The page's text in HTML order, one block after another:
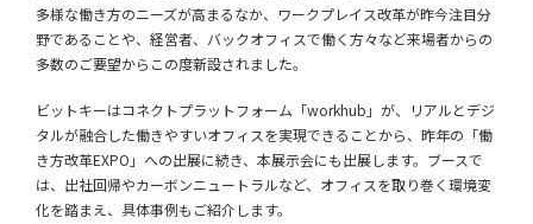
多様な働き方のニーズが高まるなか、ワークプレイス改革が昨今注目分
野であることや、経営者、バックオフィスで働く方々など来場者からの
多数のご要望からこの度新設されました。
ビットキーはコネクトプラットフォーム「workhub」が、リアルとデジ
タルが融合した働きやすいオフィスを実現できることから、昨年の「働
き方改革EXPO」への出展に続き、本展示会にも出展します。ブースで
は、出社回帰やカーボンニュートラルなど、オフィスを取り巻く環境変
化を踏まえ、具体事例もご紹介します。